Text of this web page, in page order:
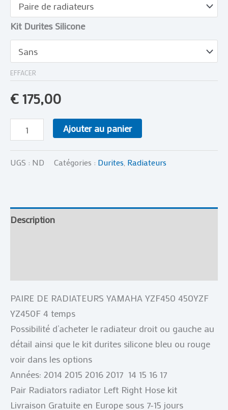
Kit Durites Silicone
EFFACER
€175,00
Ajouter au panier
UGS : ND Catégories : Durites Radiateurs
Description
PAIRE DE RADIATEURS YAMAHA YZF450 450YZF
YZ450F 4 temps
Possibilité d’acheter le radiateur droit ou gauche au
détail ainsi que le kit durites silicone bleu ou rouge
voir dans les options
Années: 2014 2015 2016 2017 14 15 16 17
Pair Radiators radiator Left Right Hose kit
Livraison Gratuite en Europe sous 7-15 jours